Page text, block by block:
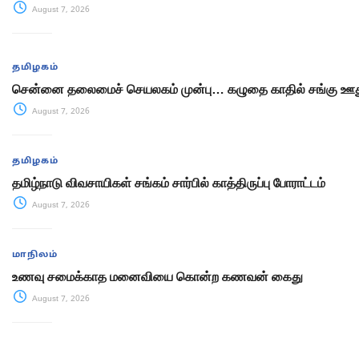
August 7, 2026
தமிழகம்
சென்னை தலைமைச் செயலகம் முன்பு… கழுதை காதில் சங்கு
August 7, 2026
தமிழகம்
தமிழ்நாடு விவசாயிகள் சங்கம் சார்பில் காத்திருப்பு போராட்டம்
August 7, 2026
மாநிலம்
உணவு சமைக்காத மனைவியை கொன்ற கணவன் கைது
August 7, 2026